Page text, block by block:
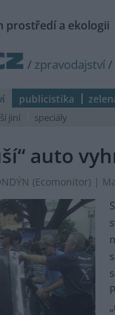
prostředí a ekologii
/ zpravodajství/
publicistika
jiní speciály
auto
(Ecomonitor) |